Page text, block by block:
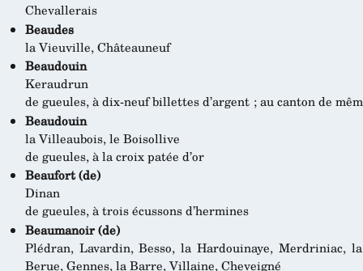
Chevallerais
Beaudes
la Vieuville, Châteauneuf
Beaudouin
Keraudrun
de gueules, à dix-neuf billettes d’argent ; au canton de
Beaudouin
la Villeaubois, le Boisollive
de gueules, à la croix patée d’or
Beaufort (de)
Dinan
de gueules, à trois écussons d’hermines
Beaumanoir (de)
Plédran, Lavardin, Besso, la Hardouinaye, Merdriniac,
Berue, Gennes, la Barre, Villaine, Cheveigné